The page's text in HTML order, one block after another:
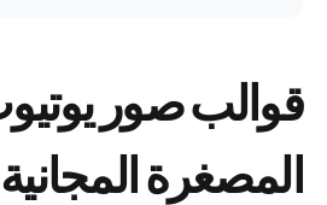
قوالب صور
المصغرة المجانية